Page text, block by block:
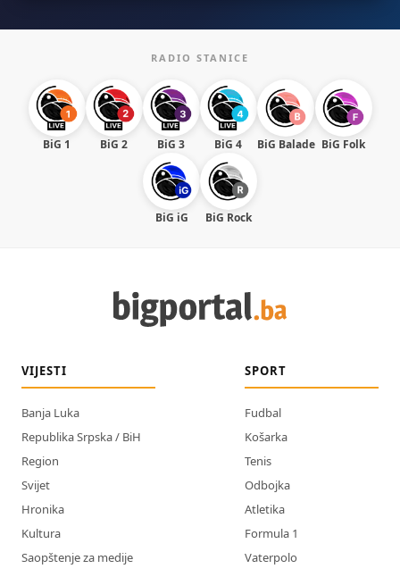
RADIO STANICE
BiG 1 BiG 2 BiG 3 BiG 4 BiG Balade BiG Folk
BiG iG BiG Rock
VIJESTI
Banja Luka
Republika Srpska / BiH
Region
Svijet
Hronika
Kultura
Saopštenje za medije
SPORT
Fudbal
Košarka
Tenis
Odbojka
Atletika
Formula 1
Vaterpolo